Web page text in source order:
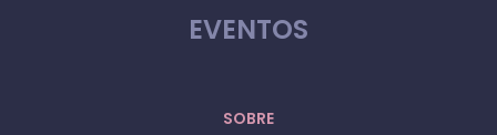
EVENTOS
SOBRE